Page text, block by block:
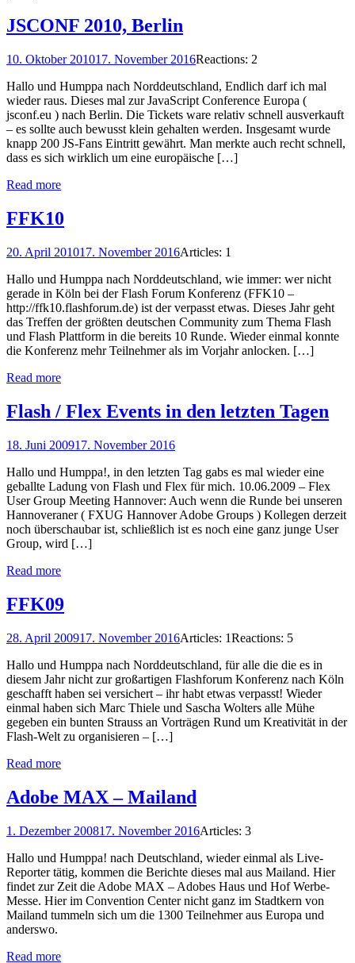
JSCONF 2010, Berlin
10. Oktober 201017. November 2016Reactions: 2
Hallo und Humppa nach Norddeutschland, Endlich darf ich mal
wieder raus. Dieses mal zur JavaScript Conference Europa (
jsconf.eu ) nach Berlin. Die Tickets ware relativ schnell ausverkauft
– es sollte auch bewusst klein gehalten werden. Insgesamt wurde
knapp 200 JS-Fans Eintritt gewährt. Man merkte auch recht schnell,
dass es sich wirklich um eine europäische […]
Read more
FFK10
20. April 201017. November 2016Articles: 1
Hallo und Humppa nach Norddeutschland, wie immer: wer nicht
gerade in Köln bei der Flash Forum Konferenz (FFK10 –
http://ffk10.flashforum.de) ist der verpasst etwas. Dieses Jahr geht
das Treffen der größten deutschen Community zum Thema Flash
und Flash Plattform in die bereits 10 Runde. Wieder einmal konnte
die Konferenz mehr Teilnehmer als im Vorjahr anlocken. […]
Read more
Flash / Flex Events in den letzten Tagen
18. Juni 200917. November 2016
Hallo und Humppa!, in den letzten Tag gabs es mal wieder eine
geballte Ladung von Flash und Flex für mich. 10.06.2009 – Flex
User Group Meeting Hannover: Auch wenn die Runde bei unseren
Hannoveraner ( FXUG Hannover Adobe Groups ) Kollegen derzeit
noch überschaubar ist, schließlich ist es noch eine ganz junge User
Group, wird […]
Read more
FFK09
28. April 200917. November 2016Articles: 1Reactions: 5
Hallo und Humppa nach Norddeutschland, für alle die die es in
diesem Jahr nicht zur großartigen Flashforum Konferenz nach Köln
geschafft haben sei versichert – ihr habt etwas verpasst! Wieder
einmal haben sich Marc Thiele und Sascha Wolters alle Mühe
gegeben ein bunten Strauss an Vorträgen Rund um Kreativität in der
Flash-Welt zu organisieren – […]
Read more
Adobe MAX – Mailand
1. Dezember 200817. November 2016Articles: 3
Hallo und Humppa! nach Deutschland, wieder einmal als Live-
Reporter tätig, kommen die Berichte dieses mal aus Mailand. Hier
findet zur Zeit die Adobe MAX – Adobes Haus und Hof Werbe-
Messe. Hier im Convention Center nicht ganz im Stadtkern von
Mailand tummeln sich um die 1300 Teilnehmer aus Europa und
anderswo.
Read more